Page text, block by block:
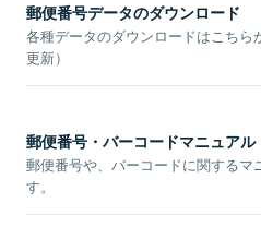
郵便番号データのダウンロード
各種データのダウンロードはこちら
更新）
郵便番号・バーコードマニュアル
郵便番号や、バーコードに関するマ
す。